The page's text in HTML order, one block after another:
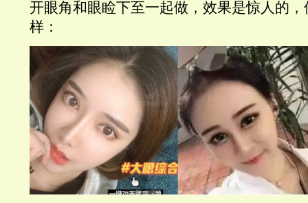
开眼角和眼睑下至一起做，效果是惊人的
样：